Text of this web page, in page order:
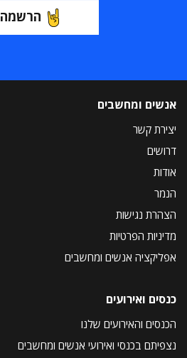
הרשמה
אנשים ומחשבים
יצירת קשר
דרושים
אודות
הנמר
הצהרת נגישות
מדיניות הפרטיות
אפליקציה אנשים ומחשבים
כנסים ואירועים
הכנסים והאירועים שלנו
נצפיתם בכנסי ואירועי אנשים ומחשבים